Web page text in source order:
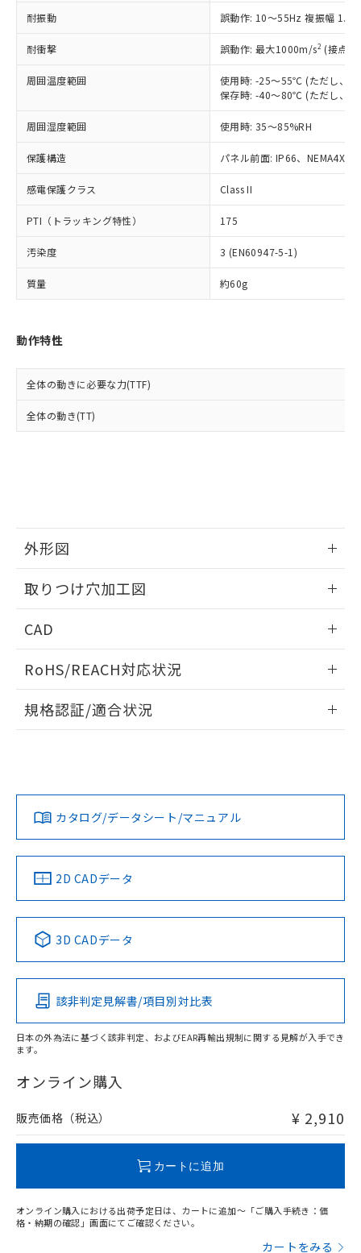
耐振動 誤動作: 10～55Hz 複振幅
耐衝撃 誤動作: 最大1000m/s2 (接点
周囲温度範囲
使用時: -25～55℃ (ただし、氷
保存時: -40～80℃ (ただし、氷
周囲湿度範囲 使用時: 35～85%RH
保護構造 パネル前面: IP66、NEMA4X,
感電保護クラス Class II
PTI（トラッキング特性） 175
汚染度 3 (EN60947-5-1)
質量 約60g
動作特性
全体の動きに必要な力(TTF)
全体の動き(TT)
外形図
取りつけ穴加工図
CAD
ドすることができます。
ログイン/会員登録
ダウンロードデータをご利用いただく前に、以下を必ずお読
みください。
ソフトウェアの使用条件
RoHS/REACH対応状況
EU RoHS 注意事項・凡例
対応済み
中国 RoHS 注意事項・凡例
Pb Hg Cd Cr(VI)
O
在庫等で未対応品が混在する可能性があります。
問い合わせください。
規格認証/適合状況
LR型式承認
（イギリス
船舶規格）
DNV型式承認
（ノルウェー
BV型式承認
（フランス
KR型式
（韓国
No No No No
この製品の規格認証/適合状況ページへ
その他の認証はこちらのページからご検索ください
カタログ/データシート/マニュアル
2D CADデータ
3D CADデータ
該非判定見解書/項目別対比表
日本の外為法に基づく該非判定、およびEAR再輸出規制に関する見解が入手でき
ます。
オンライン購入
販売価格（税込） ¥ 2,910
カートに追加
オンライン購入における出荷予定日は、カートに追加～「ご購入手続き：価
格・納期の確認」画面にてご確認ください。
カートをみる
記載している更新日時点での社内デー
タに基づき作成されるものであり、閲
覧された時点での実際の在庫および標
準価格とは異なる場合があることをご
正式な納期状況および標準価格はお客
様のお取引先、またはお客様担当のオ
ムロン制御機器販売店・当社販売員に
オムロン制御機器販売店や当社販売拠
販売ネットワーク
」をご確認
ください。
在庫状況および標準価格結果を当社の
事前の承諾なく第三者に漏洩または開
示しないようお願いします。
マイパーツ機能（部品リスト作成サー
ビス）をご利用いただくには、I-Web
メンバーズにご登録されている必要が
および当社の共同利用者が、当社の製
品・サービスに関するお客様との取
をご了承ください。
※当社の共同利用者とは、"個人情報
鉛(Pb) 1000ppm以下、 水銀(Hg) 1000ppm以下、 カド
六価クロム(Cr(Ⅵ)) 1000ppm以下、ポリ臭化ビフェニル
類(PBB) 1000ppm以下、ポリ臭化ジフェニルエーテル類
(PBDE) 1000ppm以下、フタル酸ビス(2-エチルヘキシ
ル) (DEHP)(別名：DOP) 1000ppm以下、フタル酸ブチ
ルベンジル（BBP） 1000ppm以下、フタル酸ジブチル
（DBP） 1000ppm以下、フタル酸ジイソブチル
(DIBP) 1000ppm以下
但し、RoHS指令で産業用監視および制御機器に対する
適用除外項目は除く。
フタル酸エステル類の４物質については閾値を超える意
図的な使用がないことを確認しています。
※2 対応予定月
部品在庫の切り替え状況などにより、予定
月が前後することがあります。
下記の非含有証明書をダウンロードするこ
とができます。
EU RoHS指令（10物質）の非含有証明書
物質の対応では、対応完了までの期間は出
荷製品に未対応品が混在することから備考
既に当社にて対応品への在庫切替を完了
していることから、特段のことがない限
り、2022年1月12日より割愛しておりま
*中国RoHS10物質の基準値 (GB/T26572)：
Pb(鉛) :1000ppm、 Hg(水銀) : 1000ppm、 Cd(カドミウ
Cr(Ⅵ)(六価クロム) : 1000ppm、 PBBs(ポリ臭化ビフェ
ニル類) : 1000ppm、 PBDEs(ポリ臭化ジフェニルエーテ
ル) : 1000ppm、
DEHP(フタル酸ビス(2-エチルヘキシル)) : 1000ppm
※2 環境保護使用期限
「ｅ」：有害物質（10物質）のすべてが基
準値以下であることを示します。
「10」：通常の使用状況下において有害物
質が外部に漏えいし、環境に深刻な影響を
及ぼさない年数を意味します。
（以下｢規制貨物等」という）を輸出
または国外への提供する場合は、日本
国政府の輸出許可(または役務取引許
可)を取得するなどの必要な手続きを
当社は規制貨物を破棄する場合は、完
全に破砕するなど、違法に輸出されな
いよう必要な手段を講じます。
当社は貴社製品を、核兵器、ミサイ
ル、化学兵器、生物兵器またはその他
武器並びにこれらの製造装置等に一切
使用いたしません。
当社は、貴社製品を第三者に販売する
場合は、上記1、2および3の内容を当
該第三者に通知します。また当社は、
販売先および販売に係わる関係者が違
法に輸出するおそれがある場合は、取
り引きをいたしません。
○ 一定数以上の在庫あり
△ 一定数には満たないが在庫あり
在庫なし(最新の在庫状況につ
いては、お客様のお取引先、ま
たはお客様担当のオムロン制御
機器販売店・当社販売員にご確
認ください)
受注生産機種、また在庫状況の
情報を公開していない機種